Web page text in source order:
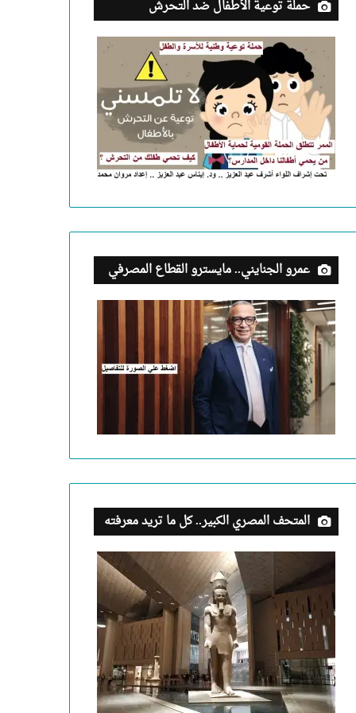
حملة توعية الأطفال ضد التحرش
عمرو الجنايني.. مايسترو القطاع المصرفي
المتحف المصري الكبير.. كل ما تريد معرفته